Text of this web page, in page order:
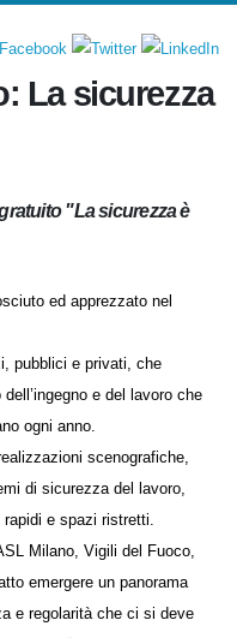
La
di moda
"La sicurezza è
ed apprezzato nel
pubblici e privati, che
e del lavoro che
ogni anno.
scenografiche,
di sicurezza del lavoro,
rapidi e spazi ristretti.
Milano, Vigili del Fuoco,
emergere un panorama
e regolarità che ci si deve